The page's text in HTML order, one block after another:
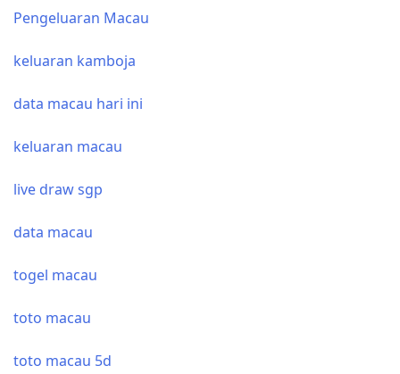
Pengeluaran Macau
keluaran kamboja
data macau hari ini
keluaran macau
live draw sgp
data macau
togel macau
toto macau
toto macau 5d